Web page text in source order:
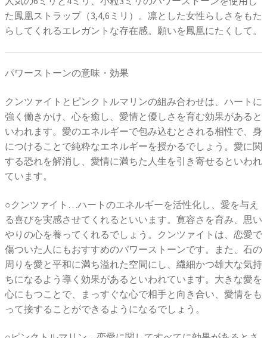
た鳳凰ストラップ（3,4,6ミリ）。凛とした女性らしさをもた
らしてくれるエレガントな存在感。願いを鳳凰にたくして。
パワーストーンの意味・効果
クンツァイトとピンクトルマリンの組み合わせは、ハートに
強く働きかけ、心を癒し、愛情と優しさを育む効果があると
いわれます。愛のエネルギーで包み込むとされる相性で、身
につけることで純粋なエネルギーを授かるでしょう。愛に関
する恐れを解消し、愛情に満ちた人生を引き寄せるといわれ
ています。
○クンツァイト…ハートのエネルギーを活性化し、愛を与え
る喜びを実感させてくれるといいます。寛容さを育み、思い
やりの心を養ってくれるでしょう。クンツァイトは、恋愛で
傷ついた人にもおすすめのパワーストーンです。また、石の
周りを愛と平和に満ち溢れた空間にし、繊細かつ雄大な気持
ちになるよう導く効果があるといわれています。大きな愛を
心にもつことで、まっすぐな心で相手と向き合い、愛情をも
って接することができるようになるでしょう。